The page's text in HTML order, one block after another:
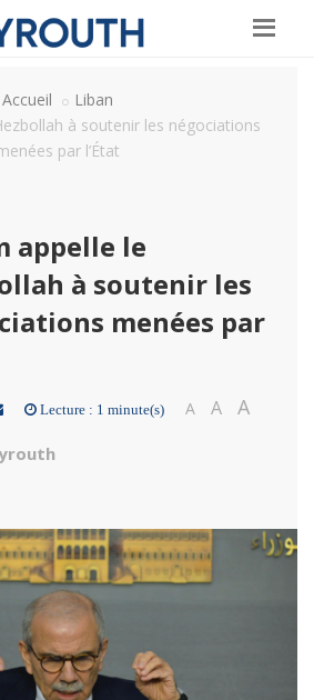
Accueil
Liban
à soutenir les négociations
par l’État
appelle le
à soutenir les
menées par
Lecture : 1 minute(s) A A A